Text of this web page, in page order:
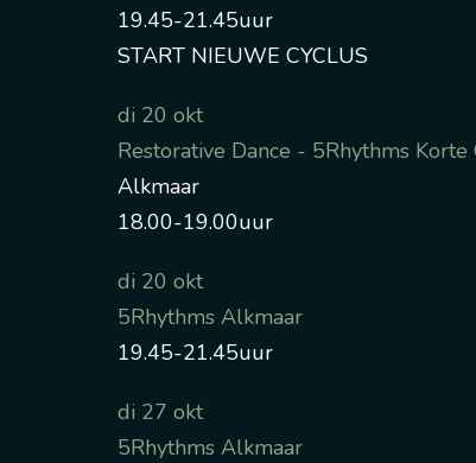
19.45-21.45uur
START NIEUWE CYCLUS
di 20 okt
Restorative Dance - 5Rhythms Korte
Alkmaar
18.00-19.00uur
di 20 okt
5Rhythms Alkmaar
19.45-21.45uur
di 27 okt
5Rhythms Alkmaar